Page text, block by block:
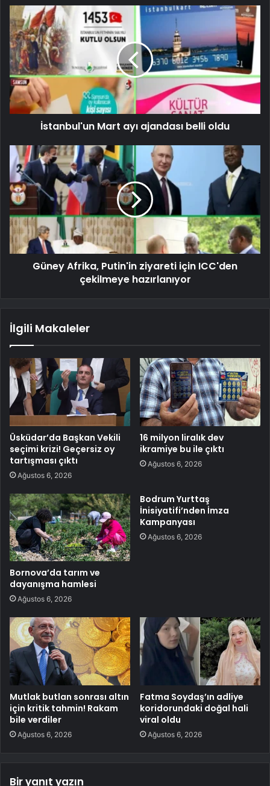
İstanbul'un Mart ayı ajandası belli oldu
Güney Afrika, Putin'in ziyareti için ICC'den
çekilmeye hazırlanıyor
İlgili Makaleler
Üsküdar’da Başkan Vekili
seçimi krizi! Geçersiz oy
tartışması çıktı
Ağustos 6, 2026
16 milyon liralık dev
ikramiye bu ile çıktı
Ağustos 6, 2026
Bornova’da tarım ve
dayanışma hamlesi
Ağustos 6, 2026
Bodrum Yurttaş
İnisiyatifi’nden İmza
Kampanyası
Ağustos 6, 2026
Mutlak butlan sonrası altın
için kritik tahmin! Rakam
bile verdiler
Ağustos 6, 2026
Fatma Soydaş’ın adliye
koridorundaki doğal hali
viral oldu
Ağustos 6, 2026
Bir yanıt yazın